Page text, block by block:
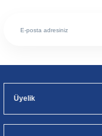
Üyelik